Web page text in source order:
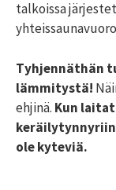
talkoissa
Tyhjennäthän
lämmitystä!
ehjinä. Kun
ole kyteviä.